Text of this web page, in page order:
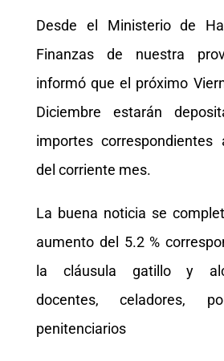
Desde el Ministerio de
Finanzas de nuestra
informó que el próximo
Diciembre estarán
importes correspondientes
del corriente mes.
La buena noticia se
aumento del 5.2 %
la cláusula gatillo y
docentes, celadores,
penitenciarios